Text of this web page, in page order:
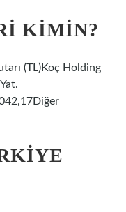
KIMIN?
(TL)Koç Holding